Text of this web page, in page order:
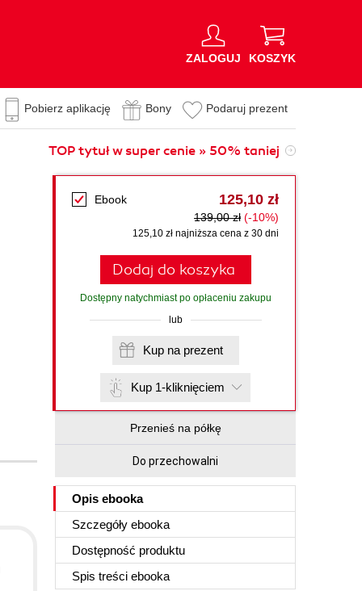
ZALOGUJ KOSZYK
Pobierz aplikację Bony Podaruj prezent
TOP tytuł w super cenie » 50% taniej
Ebook 125,10 zł
139,00 zł (-10%)
125,10 zł najniższa cena z 30 dni
Dodaj do koszyka
Dostępny natychmiast po opłaceniu zakupu
lub
Kup na prezent
Kup 1-kliknięciem
Przenieś na półkę
Do przechowalni
Opis ebooka
Szczegóły ebooka
Dostępność produktu
Spis treści ebooka